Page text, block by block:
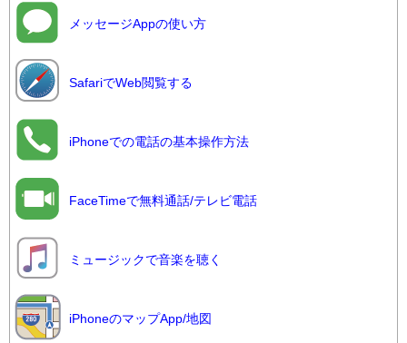
メッセージAppの使い方
SafariでWeb閲覧する
iPhoneでの電話の基本操作方法
FaceTimeで無料通話/テレビ電話
ミュージックで音楽を聴く
iPhoneのマップApp/地図